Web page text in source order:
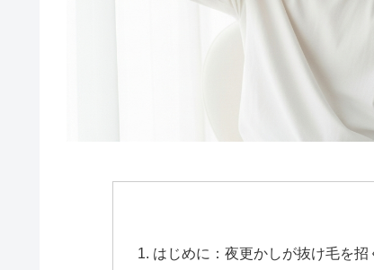
はじめに：夜更かしが抜け毛を